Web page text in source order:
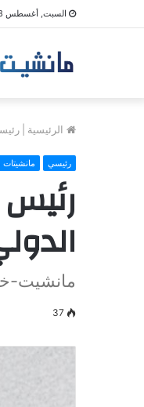
السبت, أغسطس 8 2026
الرئيسية
رئيسي مانشيتات
رئيس
مانشيت-
37